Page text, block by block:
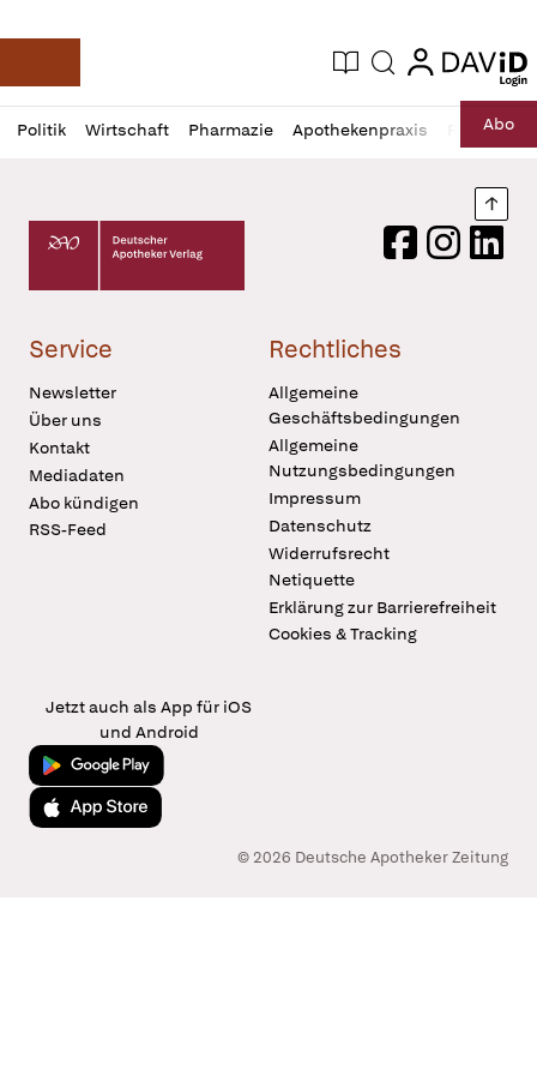
Deutsche Apotheker Zeitung
Aktuelle Ausgabe
Suche login
login
Politik Wirtschaft Pharmazie Apothekenpraxis RechtAbo
Profil
öffnen
Daz
Pur
Deutscher Apotheker Verlag Logo
FacebookInstagram
Service
Newsletter
Über uns
Kontakt
Mediadaten
Abo kündigen
RSS-Feed
Rechtliches
Allgemeine
Geschäftsbedingungen
Allgemeine
Nutzungsbedingungen
Impressum
Datenschutz
Widerrufsrecht
Netiquette
Erklärung zur Barrierefreiheit
Cookies & Tracking
Jetzt auch als App für iOS
und Android
Jetzt bei Google Play
Laden im App Store
© 2026 Deutsche Apotheker Zeitung